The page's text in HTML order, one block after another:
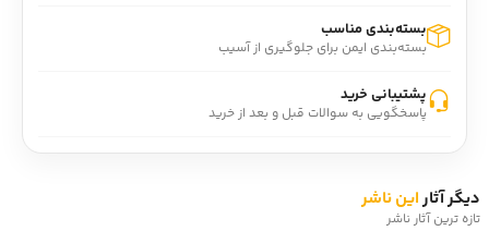
بسته‌بندی مناسب
بسته‌بندی ایمن برای جلوگیری از آسیب
پشتیبانی خرید
پاسخگویی به سوالات قبل و بعد از خرید
دیگر آثاراین ناشر
تازه ترین آثار ناشر